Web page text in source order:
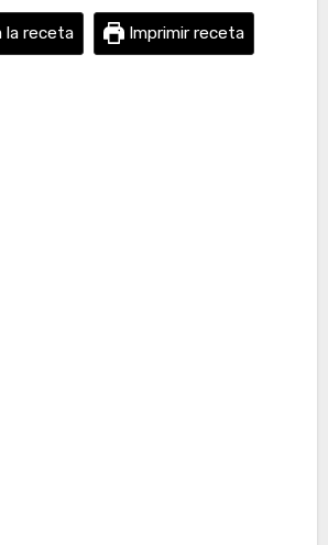
la receta Imprimir receta